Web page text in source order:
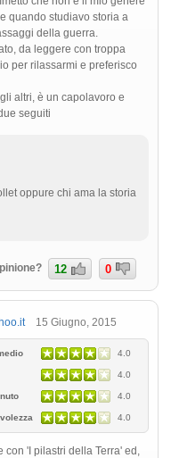
quando studiavo storia a
della guerra.
da leggere con troppa
per rilassarmi e preferisco
altri, è un capolavoro e
seguiti
oppure chi ama la storia
12 0
15 Giugno, 2015
4.0
4.0
4.0
4.0
'I pilastri della Terra' ed,